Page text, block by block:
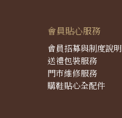
會員貼心服務
會員招募與制度說明
送禮包裝服務
門市維修服務
購鞋貼心全配件